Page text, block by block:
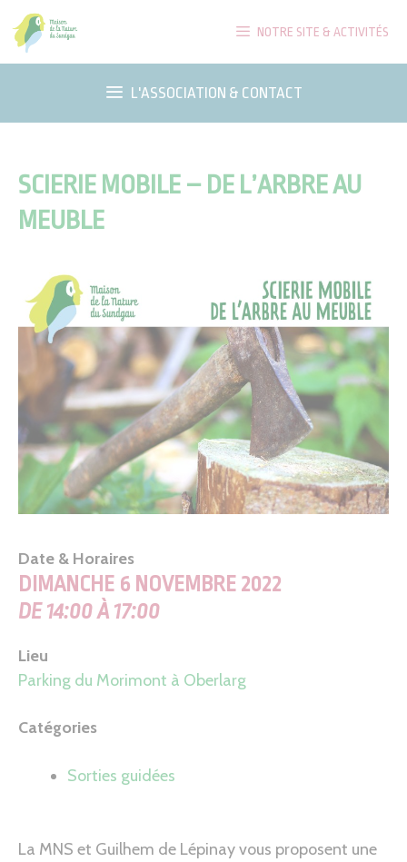
Aller
au
contenu
NOTRE SITE & ACTIVITÉS
L'ASSOCIATION & CONTACT
SCIERIE MOBILE – DE L’ARBRE AU
MEUBLE
Date & Horaires
DIMANCHE 6 NOVEMBRE 2022
DE 14:00 À 17:00
Lieu
Parking du Morimont à Oberlarg
Catégories
Sorties guidées
La MNS et Guilhem de Lépinay vous proposent une